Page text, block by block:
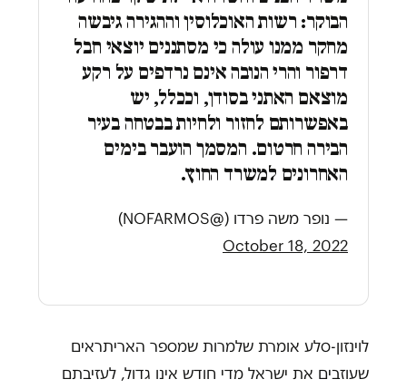
הבוקר: רשות האוכלוסין וההגירה גיבשה
מחקר ממנו עולה כי מסתננים יוצאי חבל
דרפור והרי הנובה אינם נרדפים על רקע
מוצאם האתני בסודן, וככלל, יש
באפשרותם לחזור ולחיות בבטחה בעיר
הבירה חרטום. המסמך הועבר בימים
האחרונים למשרד החוץ.
— נופר משה פרדו (@NOFARMOS)
October 18, 2022
לוינזון-סלע אומרת שלמרות שמספר האריתראים
שעוזבים את ישראל מדי חודש אינו גדול, לעזיבתם